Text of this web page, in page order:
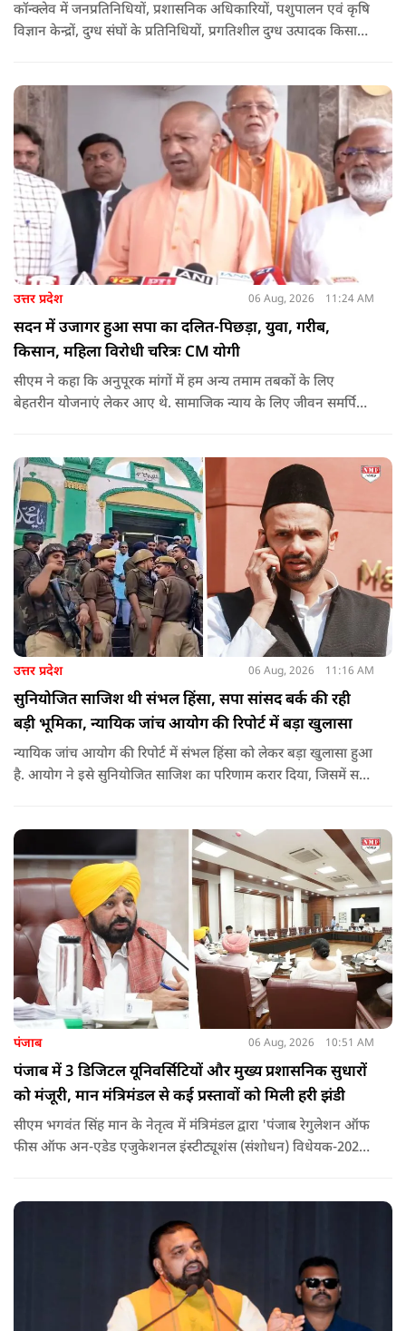
कॉन्क्लेव में जनप्रतिनिधियों, प्रशासनिक अधिकारियों, पशुपालन एवं कृषि
विज्ञान केन्द्रों, दुग्ध संघों के प्रतिनिधियों, प्रगतिशील दुग्ध उत्पादक किसानों,
उत्तर प्रदेश 06 Aug, 2026 11:24 AM
सदन में उजागर हुआ सपा का दलित-पिछड़ा, युवा, गरीब,
किसान, महिला विरोधी चरित्रः CM योगी
सीएम ने कहा कि अनुपूरक मांगों में हम अन्य तमाम तबकों के लिए
बेहतरीन योजनाएं लेकर आए थे. सामाजिक न्याय के लिए जीवन समर्पित
अहिल्या बाई होल्कर आदि की मूर्तियों पर छाजन, पार्क, बाउंड्रीवाल के
लिए हमने 407 करोड़ रुपये का प्रावधान किया है. यह बजट पास न हो,
इसके लिए समाजवादी पार्टी ने सदन की कार्यवाही को बाधित किया और
लगातार व्यवधान पैदा करने का प्रयास किया.
उत्तर प्रदेश 06 Aug, 2026 11:16 AM
सुनियोजित साजिश थी संभल हिंसा, सपा सांसद बर्क की रही
बड़ी भूमिका, न्यायिक जांच आयोग की रिपोर्ट में बड़ा खुलासा
न्यायिक जांच आयोग की रिपोर्ट में संभल हिंसा को लेकर बड़ा खुलासा हुआ
है. आयोग ने इसे सुनियोजित साजिश का परिणाम करार दिया, जिसमें सपा
पंजाब 06 Aug, 2026 10:51 AM
पंजाब में 3 डिजिटल यूनिवर्सिटियों और मुख्य प्रशासनिक सुधारों
को मंजूरी, मान मंत्रिमंडल से कई प्रस्तावों को मिली हरी झंडी
सीएम भगवंत सिंह मान के नेतृत्व में मंत्रिमंडल द्वारा 'पंजाब रेगुलेशन ऑफ
फीस ऑफ अन-एडेड एजुकेशनल इंस्टीट्यूशंस (संशोधन) विधेयक-2026'
अन्य प्रस्तावों को भी मंजूरी दी गई है.